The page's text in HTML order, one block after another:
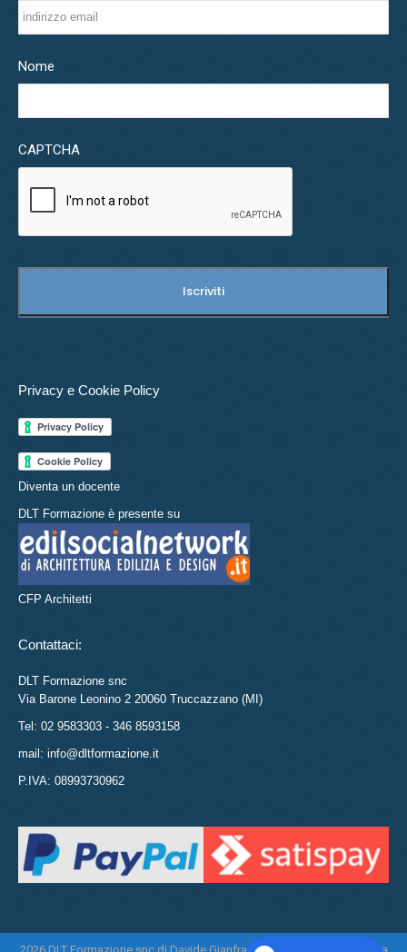
Nome
CAPTCHA
Privacy e Cookie Policy
Diventa un docente
DLT Formazione è presente su
CFP Architetti
Contattaci:
DLT Formazione snc
Via Barone Leonino 2 20060 Truccazzano (MI)
Tel: 02 9583303 - 346 8593158
mail: info@dltformazione.it
P.IVA: 08993730962